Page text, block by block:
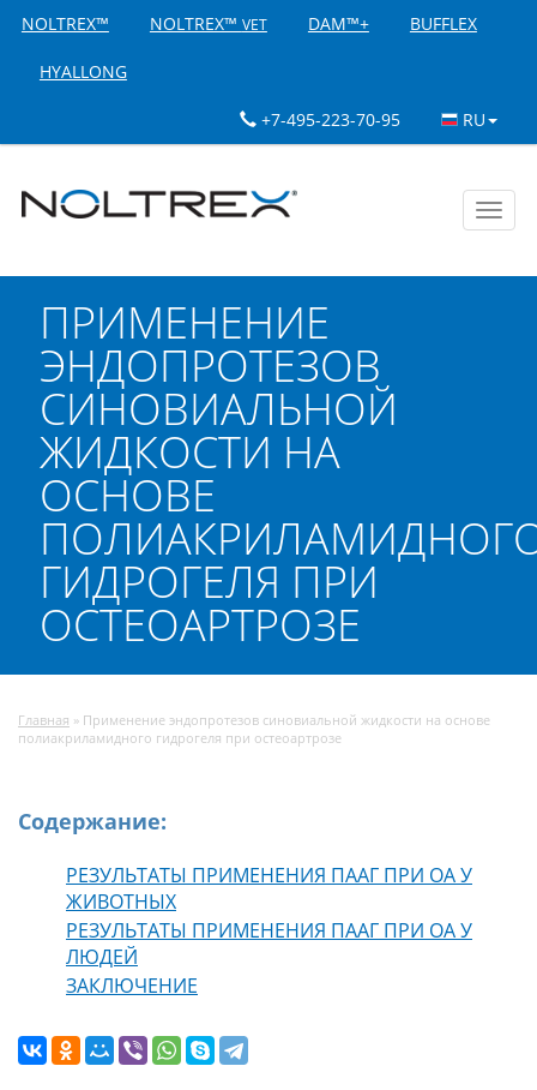
NOLTREX™ NOLTREX™ VET DAM™+ BUFFLEX
HYALLONG
+7-495-223-70-95 RU
ПРИМЕНЕНИЕ
ЭНДОПРОТЕЗОВ
СИНОВИАЛЬНОЙ
ЖИДКОСТИ НА
ОСНОВЕ
ГИДРОГЕЛЯ ПРИ
ОСТЕОАРТРОЗЕ
Главная » Применение эндопротезов синовиальной жидкости на основе
полиакриламидного гидрогеля при остеоартрозе
Содержание:
РЕЗУЛЬТАТЫ ПРИМЕНЕНИЯ ПААГ ПРИ ОА У
ЖИВОТНЫХ
РЕЗУЛЬТАТЫ ПРИМЕНЕНИЯ ПААГ ПРИ ОА У
ЛЮДЕЙ
ЗАКЛЮЧЕНИЕ